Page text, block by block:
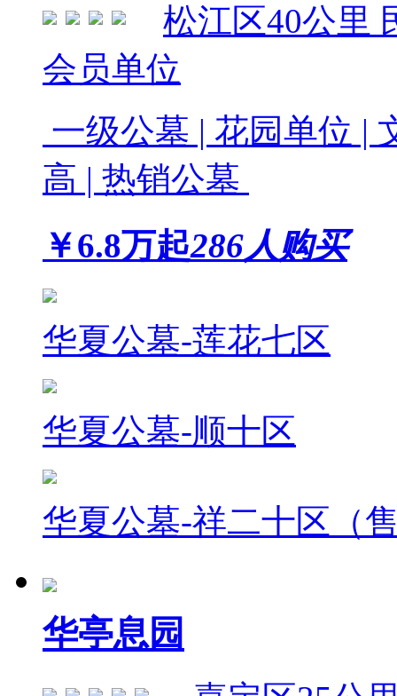
松江区40公里
会员单位
一级公墓 | 花园单位 |
高 | 热销公墓
￥6.8万起286人购买
华夏公墓-莲花七区
华夏公墓-顺十区
华夏公墓-祥二十区（
华亭息园